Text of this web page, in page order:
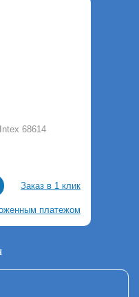
68614
Заказ в 1 клик
платежом